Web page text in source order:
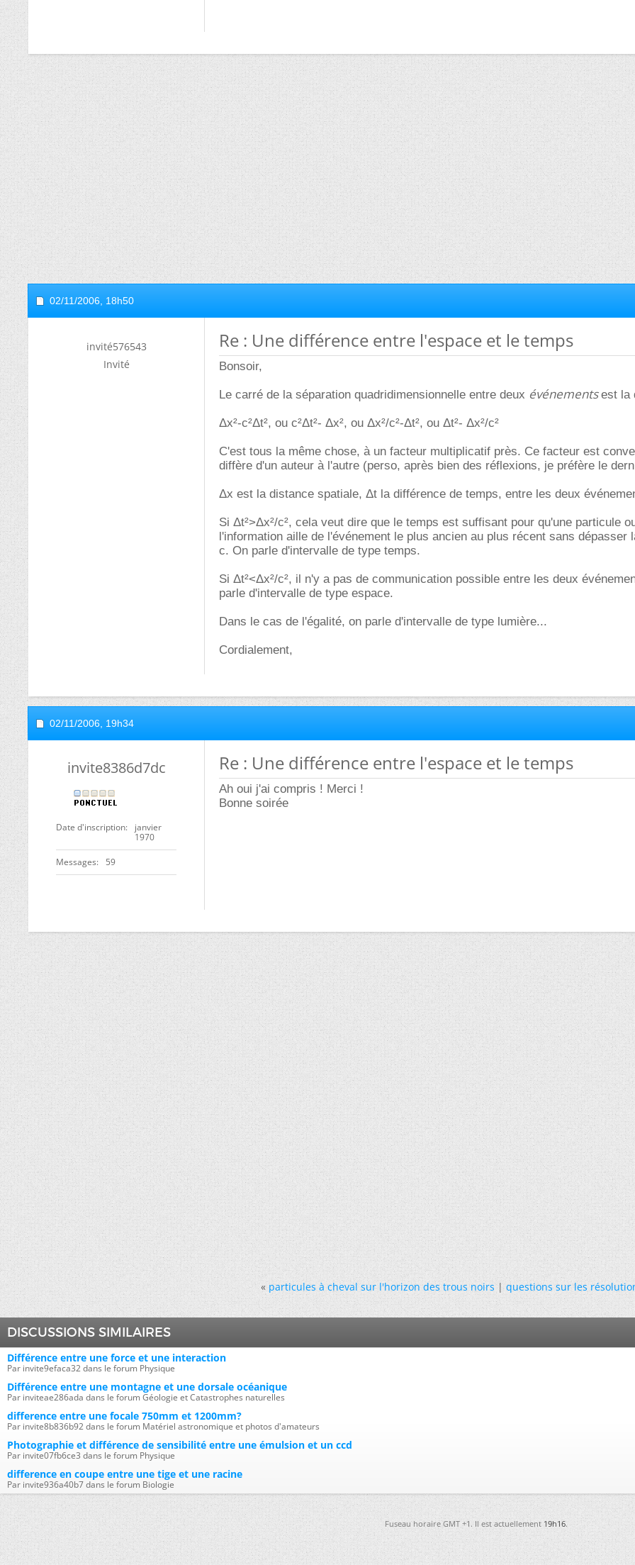
02/11/2006, 18h50
invité576543
Invité
Re : Une différence entre l'espace et le temps
Bonsoir,
Le carré de la séparation quadridimensionnelle entre deux événementsest la
Δx²-c²Δt², ou c²Δt²- Δx², ou Δx²/c²-Δt², ou Δt²- Δx²/c²
C'est tous la même chose, à un facteur multiplicatif près. Ce facteur est
diffère d'un auteur à l'autre (perso, après bien des réflexions, je préfère le
Δx est la distance spatiale, Δt la différence de temps, entre les deux
Si Δt²>Δx²/c², cela veut dire que le temps est suffisant pour qu'une particule
l'information aille de l'événement le plus ancien au plus récent sans dépasser
c. On parle d'intervalle de type temps.
Si Δt²<Δx²/c², il n'y a pas de communication possible entre les deux
parle d'intervalle de type espace.
Dans le cas de l'égalité, on parle d'intervalle de type lumière...
Cordialement,
02/11/2006, 19h34
invite8386d7dc
Date d'inscription
janvier
1970
Messages 59
Re : Une différence entre l'espace et le temps
Ah oui j'ai compris ! Merci !
Bonne soirée
« particules à cheval sur l'horizon des trous noirs|questions sur les
DISCUSSIONS SIMILAIRES
Différence entre une force et une interaction
Par invite9efaca32 dans le forum Physique
Différence entre une montagne et une dorsale océanique
Par inviteae286ada dans le forum Géologie et Catastrophes naturelles
difference entre une focale 750mm et 1200mm?
Par invite8b836b92 dans le forum Matériel astronomique et photos d'amateurs
Photographie et différence de sensibilité entre une émulsion et un ccd
Par invite07fb6ce3 dans le forum Physique
difference en coupe entre une tige et une racine
Par invite936a40b7 dans le forum Biologie
Fuseau horaire GMT +1. Il est actuellement19h16.